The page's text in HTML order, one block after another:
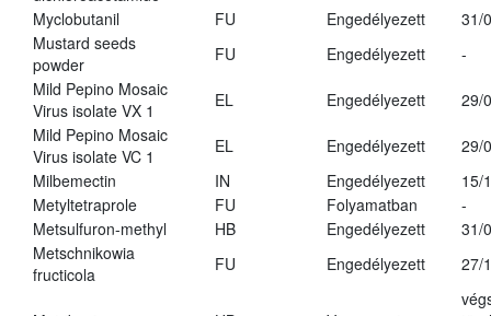
Myclobutanil
FU Engedélyezett
31/
Mustard seeds
powder
FU Engedélyezett
-
Mild Pepino Mosaic
Virus isolate VX 1
EL Engedélyezett
29/
Mild Pepino Mosaic
Virus isolate VC 1
EL Engedélyezett
29/
Milbemectin
IN Engedélyezett
15/
Metyltetraprole
FU Folyamatban
-
Metsulfuron-methyl
HB Engedélyezett
31/
Metschnikowia
fructicola
FU Engedélyezett 27/